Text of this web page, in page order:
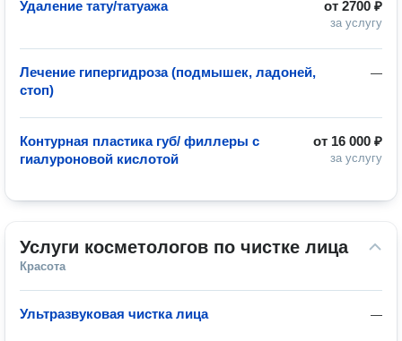
от 2700 ₽
за услугу
Удаление тату/татуажа
—
Лечение гипергидроза (подмышек, ладоней,
стоп)
от 16 000 ₽
за услугу
Контурная пластика губ/ филлеры с
гиалуроновой кислотой
Услуги косметологов по чистке лица
Красота
—
Ультразвуковая чистка лица